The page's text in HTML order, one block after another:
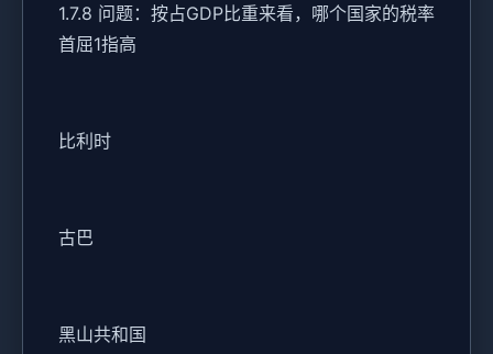
1.7.8 问题：按占GDP比重来看，哪个国家的税率
首屈1指高
比利时
古巴
黑山共和国